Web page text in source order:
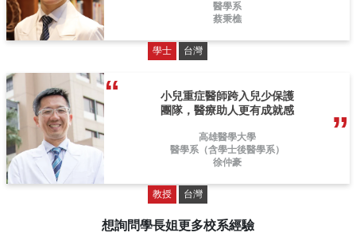
醫學系
蔡秉樵
學士 台灣
小兒重症醫師跨入兒少保護
團隊，醫療助人更有成就感
高雄醫學大學
醫學系（含學士後醫學系）
徐仲豪
教授 台灣
想詢問學長姐更多校系經驗